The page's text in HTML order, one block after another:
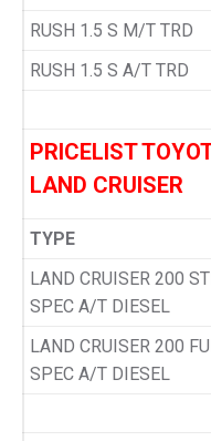
RUSH 1.5 S M/T TRD
RUSH 1.5 S A/T TRD
PRICELIST
LAND CRUISER
TYPE
LAND CRUISER 200
SPEC A/T DIESEL
LAND CRUISER 200
SPEC A/T DIESEL